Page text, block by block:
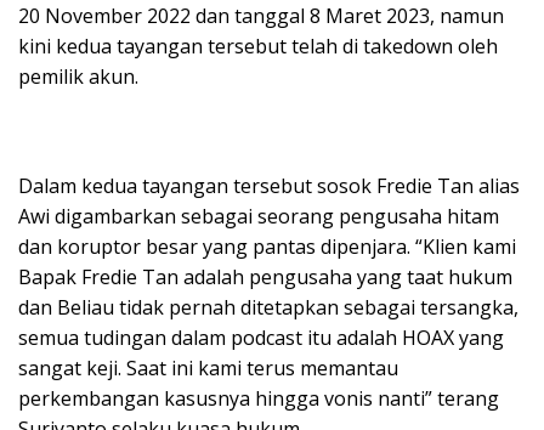
20 November 2022 dan tanggal 8 Maret 2023, namun
kini kedua tayangan tersebut telah di takedown oleh
pemilik akun.
Dalam kedua tayangan tersebut sosok Fredie Tan alias
Awi digambarkan sebagai seorang pengusaha hitam
dan koruptor besar yang pantas dipenjara. “Klien kami
Bapak Fredie Tan adalah pengusaha yang taat hukum
dan Beliau tidak pernah ditetapkan sebagai tersangka,
semua tudingan dalam podcast itu adalah HOAX yang
sangat keji. Saat ini kami terus memantau
perkembangan kasusnya hingga vonis nanti” terang